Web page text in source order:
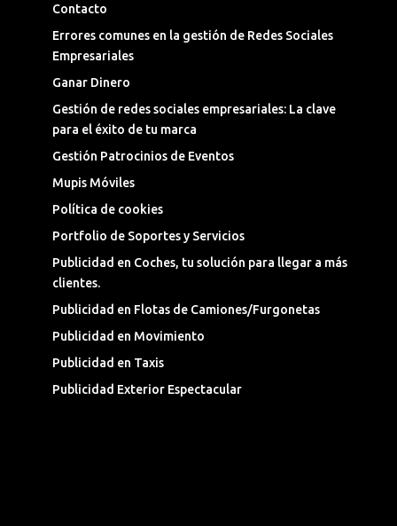
Contacto
Errores comunes en la gestión de Redes Sociales
Empresariales
Ganar Dinero
Gestión de redes sociales empresariales: La clave
para el éxito de tu marca
Gestión Patrocinios de Eventos
Mupis Móviles
Política de cookies
Portfolio de Soportes y Servicios
Publicidad en Coches, tu solución para llegar a más
clientes.
Publicidad en Flotas de Camiones/Furgonetas
Publicidad en Movimiento
Publicidad en Taxis
Publicidad Exterior Espectacular